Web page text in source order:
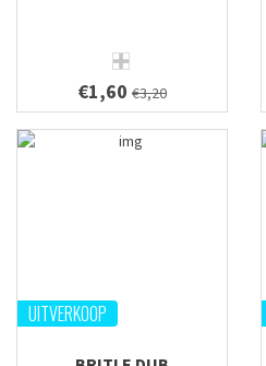
€1,60 €3,20
UITVERKOOP